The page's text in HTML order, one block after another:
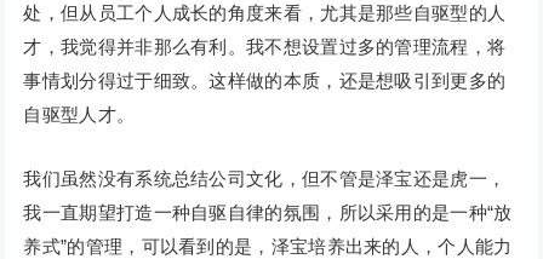
处，但从员工个人成长的角度来看，尤其是那些自驱型的人
才，我觉得并非那么有利。我不想设置过多的管理流程，将
事情划分得过于细致。这样做的本质，还是想吸引到更多的
自驱型人才。
我们虽然没有系统总结公司文化，但不管是泽宝还是虎一，
我一直期望打造一种自驱自律的氛围，所以采用的是一种“放
养式”的管理，可以看到的是，泽宝培养出来的人，个人能力